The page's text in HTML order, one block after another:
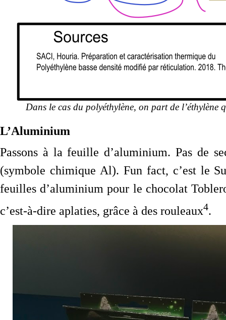
Dans le cas du polyéthylène, on part de l’éthylène
L’Aluminium
Passons à la feuille d’aluminium. Pas de
(symbole chimique Al). Fun fact, c’est le
feuilles d’aluminium pour le chocolat
c’est-à-dire aplaties, grâce à des rouleaux4.